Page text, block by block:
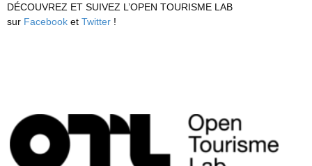
DÉCOUVREZ ET SUIVEZ L’OPEN TOURISME LAB
sur Facebook et Twitter !